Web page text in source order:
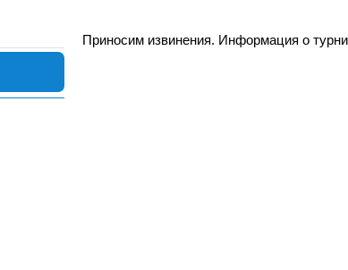
Приносим извинения. Информация о